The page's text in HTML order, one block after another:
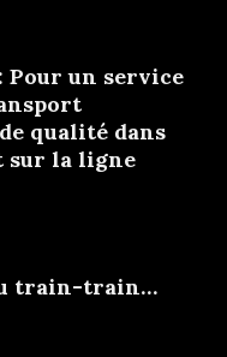
Pour un service
qualité dans
sur la ligne
train-train…